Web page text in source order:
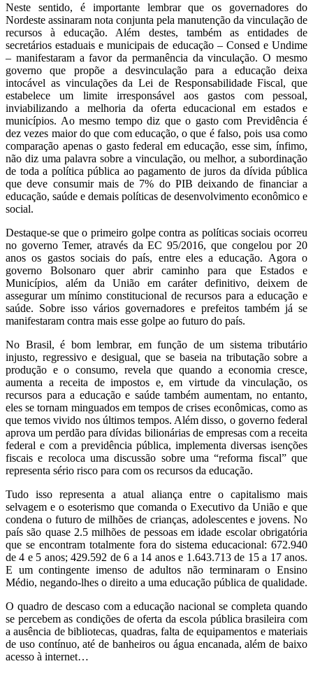
Neste sentido, é importante lembrar que os governadores do
Nordeste assinaram nota conjunta pela manutenção da vinculação de
recursos à educação. Além destes, também as entidades de
secretários estaduais e municipais de educação – Consed e Undime
– manifestaram a favor da permanência da vinculação. O mesmo
governo que propõe a desvinculação para a educação deixa
intocável as vinculações da Lei de Responsabilidade Fiscal, que
estabelece um limite irresponsável aos gastos com pessoal,
inviabilizando a melhoria da oferta educacional em estados e
municípios. Ao mesmo tempo diz que o gasto com Previdência é
dez vezes maior do que com educação, o que é falso, pois usa como
comparação apenas o gasto federal em educação, esse sim, ínfimo,
não diz uma palavra sobre a vinculação, ou melhor, a subordinação
de toda a política pública ao pagamento de juros da dívida pública
que deve consumir mais de 7% do PIB deixando de financiar a
educação, saúde e demais políticas de desenvolvimento econômico e
social.
Destaque-se que o primeiro golpe contra as políticas sociais ocorreu
no governo Temer, através da EC 95/2016, que congelou por 20
anos os gastos sociais do país, entre eles a educação. Agora o
governo Bolsonaro quer abrir caminho para que Estados e
Municípios, além da União em caráter definitivo, deixem de
assegurar um mínimo constitucional de recursos para a educação e
saúde. Sobre isso vários governadores e prefeitos também já se
manifestaram contra mais esse golpe ao futuro do país.
No Brasil, é bom lembrar, em função de um sistema tributário
injusto, regressivo e desigual, que se baseia na tributação sobre a
produção e o consumo, revela que quando a economia cresce,
aumenta a receita de impostos e, em virtude da vinculação, os
recursos para a educação e saúde também aumentam, no entanto,
eles se tornam minguados em tempos de crises econômicas, como as
que temos vivido nos últimos tempos. Além disso, o governo federal
aprova um perdão para dívidas bilionárias de empresas com a receita
federal e com a previdência pública, implementa diversas isenções
fiscais e recoloca uma discussão sobre uma “reforma fiscal” que
representa sério risco para com os recursos da educação.
Tudo isso representa a atual aliança entre o capitalismo mais
selvagem e o esoterismo que comanda o Executivo da União e que
condena o futuro de milhões de crianças, adolescentes e jovens. No
país são quase 2.5 milhões de pessoas em idade escolar obrigatória
que se encontram totalmente fora do sistema educacional: 672.940
de 4 e 5 anos; 429.592 de 6 a 14 anos e 1.643.713 de 15 a 17 anos.
E um contingente imenso de adultos não terminaram o Ensino
Médio, negando-lhes o direito a uma educação pública de qualidade.
O quadro de descaso com a educação nacional se completa quando
se percebem as condições de oferta da escola pública brasileira com
a ausência de bibliotecas, quadras, falta de equipamentos e materiais
de uso contínuo, até de banheiros ou água encanada, além de baixo
acesso à internet…